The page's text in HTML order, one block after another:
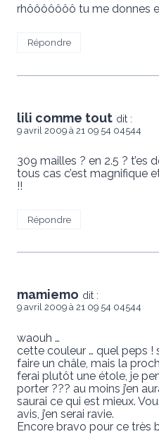
rhôôôôôôô tu me donnes
Répondre
lili comme tout dit :
9 avril 2009 à 21 09 54 04544
309 mailles ? en 2.5 ? t’es
tous cas c’est magnifique
!!
Répondre
mamiemo dit :
9 avril 2009 à 21 09 54 04544
waouh …
cette couleur … quel peps !
faire un châle, mais la
ferai plutôt une étole, je
porter ??? au moins j’en
saurai ce qui est mieux.
avis, j’en serai ravie.
Encore bravo pour ce très